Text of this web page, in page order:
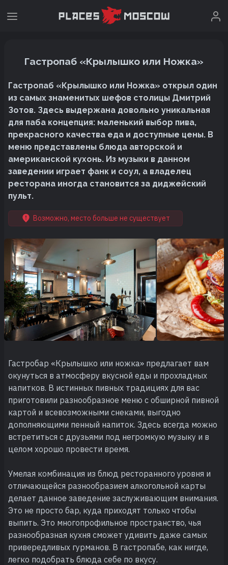
Гастропаб «Крылышко или Ножка»
Гастропаб «Крылышко или Ножка» открыл один
из самых знаменитых шефов столицы Дмитрий
Зотов. Здесь выдержана довольно уникальная
для паба концепция: маленький выбор пива,
прекрасного качества еда и доступные цены. В
меню представлены блюда авторской и
американской кухонь. Из музыки в данном
заведении играет фанк и соул, а владелец
ресторана иногда становится за диджейский
пульт.
Возможно, место больше не существует
Гастробар «Крылышко или ножка» предлагает вам
окунуться в атмосферу вкусной еды и прохладных
напитков. В истинных пивных традициях для вас
приготовили разнообразное меню с обширной пивной
картой и всевозможными снеками, выгодно
дополняющими пенный напиток. Здесь всегда можно
встретиться с друзьями под негромкую музыку и в
целом хорошо провести время.
Умелая комбинация из блюд ресторанного уровня и
отличающейся разнообразием алкогольной карты
делает данное заведение заслуживающим внимания.
Это не просто бар, куда приходят только чтобы
выпить. Это многопрофильное пространство, чья
разнообразная кухня сможет удивить даже самых
привередливых гурманов. В гастропабе, как нигде,
легко подобрать блюда себе по вкусу.